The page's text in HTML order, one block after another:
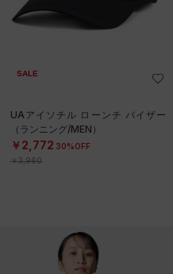
SALE
UAアイソチル ローンチ バイザー
（ランニング/MEN）
￥2,772 30%OFF
￥3,960